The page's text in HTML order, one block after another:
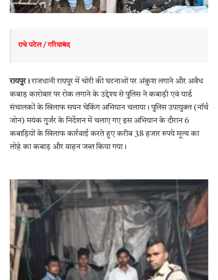
राधे पटेल / गरियाबंद
रायपुर। राजधानी रायपुर में चोरी की घटनाओं पर अंकुश लगाने और अवैध
कबाड़ कारोबार पर रोक लगाने के उद्देश्य से पुलिस ने कबाड़ी एवं यार्ड
संचालकों के खिलाफ सघन चेकिंग अभियान चलाया। पुलिस उपायुक्त (नॉर्थ
जोन)मयंक गुर्जरके निर्देशन में चलाए गए इस अभियान के दौरान 6
कबाड़ियों के खिलाफ कार्रवाई करते हुए करीब 38 हजार रुपये मूल्य का
लोहे का कबाड़ और वाहन जब्त किया गया।